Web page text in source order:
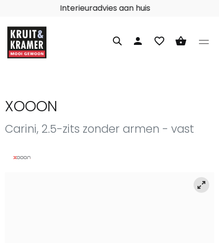
Interieuradvies aan huis
person favorite_border shopping_basket
XOOON
Carini, 2.5-zits zonder armen - vast